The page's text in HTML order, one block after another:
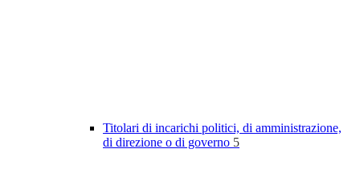
Titolari di incarichi politici, di amministrazione,
di direzione o di governo 5